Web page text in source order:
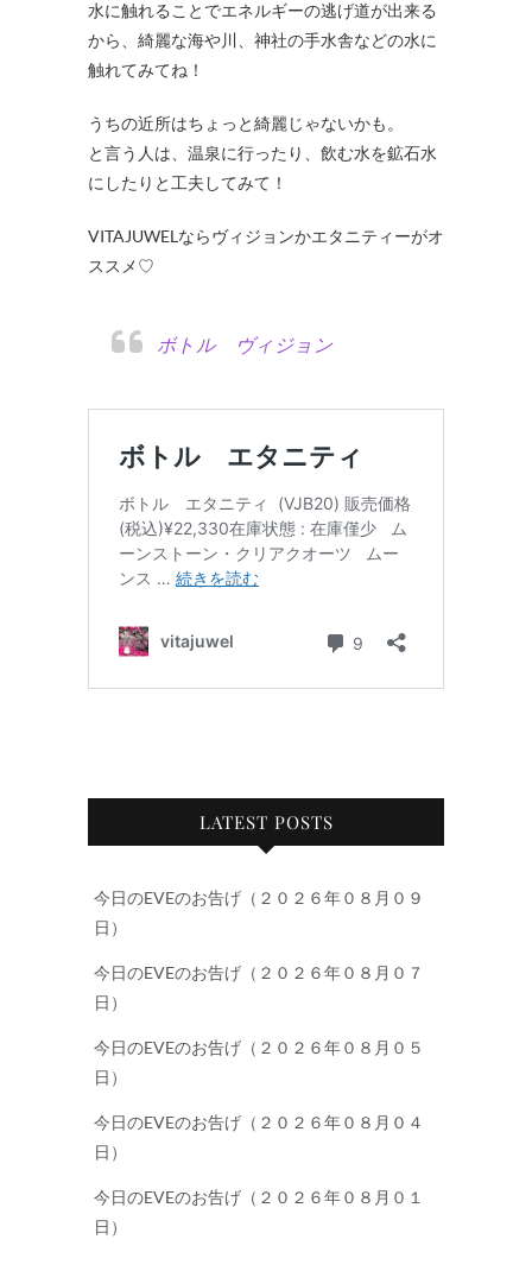
水に触れることでエネルギーの逃げ道が出来る
から、綺麗な海や川、神社の手水舎などの水に
触れてみてね！
うちの近所はちょっと綺麗じゃないかも。
と言う人は、温泉に行ったり、飲む水を鉱石水
にしたりと工夫してみて！
VITAJUWELならヴィジョンかエタニティーがオ
ススメ♡
ボトル ヴィジョン
LATEST POSTS
今日のEVEのお告げ（２０２６年０８月０９
日）
今日のEVEのお告げ（２０２６年０８月０７
日）
今日のEVEのお告げ（２０２６年０８月０５
日）
今日のEVEのお告げ（２０２６年０８月０４
日）
今日のEVEのお告げ（２０２６年０８月０１
日）